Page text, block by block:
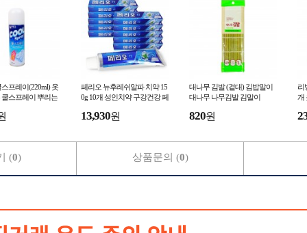
프레이(220ml) 옷
스프레이 뿌리는
페리오 뉴후레쉬알파 치약 15
0g 10개 성인치약 구강건강 페
13,930원
대나무 김발 (겉대) 김밥말이
대나무 나무김발 김말이
820원
리
개
각
(0) 상품문의 (0)